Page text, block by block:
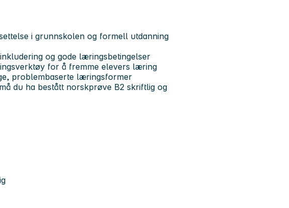
i grunnskolen og formell utdanning
og gode læringsbetingelser
for å fremme elevers læring
problembaserte læringsformer
du ha bestått norskprøve B2 skriftlig og